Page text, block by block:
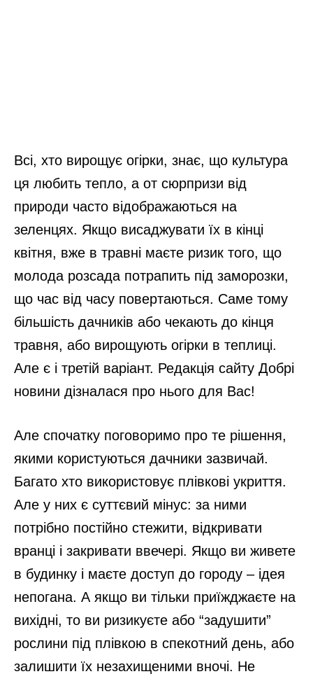
Всі, хто вирощує огірки, знає, що культура
ця любить тепло, а от сюрпризи від
природи часто відображаються на
зеленцях. Якщо висаджувати їх в кінці
квітня, вже в травні маєте ризик того, що
молода розсада потрапить під заморозки,
що час від часу повертаються. Саме тому
більшість дачників або чекають до кінця
травня, або вирощують огірки в теплиці.
Але є і третій варіант. Редакція сайту Добрі
новини дізналася про нього для Вас!
Але спочатку поговоримо про те рішення,
якими користуються дачники зазвичай.
Багато хто використовує плівкові укриття.
Але у них є суттєвий мінус: за ними
потрібно постійно стежити, відкривати
вранці і закривати ввечері. Якщо ви живете
в будинку і маєте доступ до городу – ідея
непогана. А якщо ви тільки приїжджаєте на
вихідні, то ви ризикуєте або “задушити”
рослини під плівкою в спекотний день, або
залишити їх незахищеними вночі. Не